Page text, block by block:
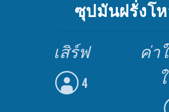
ซุปมันฝรั่งโ
เสิร์ฟ
4
ค่า